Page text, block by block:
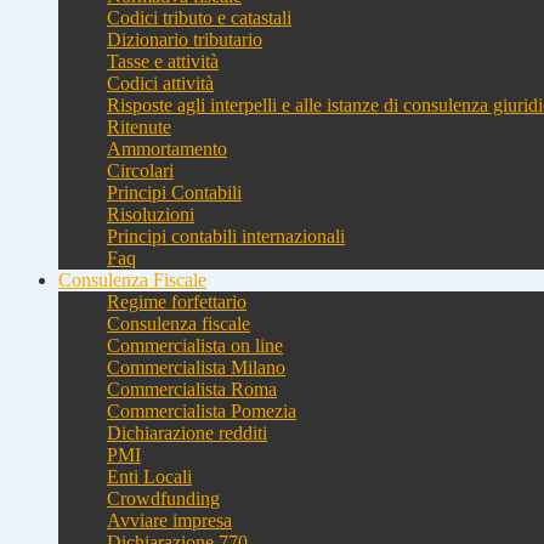
Codici tributo e catastali
Dizionario tributario
Tasse e attività
Codici attività
Risposte agli interpelli e alle istanze di consulenza
Ritenute
Ammortamento
Circolari
Principi Contabili
Risoluzioni
Principi contabili internazionali
Faq
Consulenza Fiscale
Regime forfettario
Consulenza fiscale
Commercialista on line
Commercialista Milano
Commercialista Roma
Commercialista Pomezia
Dichiarazione redditi
PMI
Enti Locali
Crowdfunding
Avviare impresa